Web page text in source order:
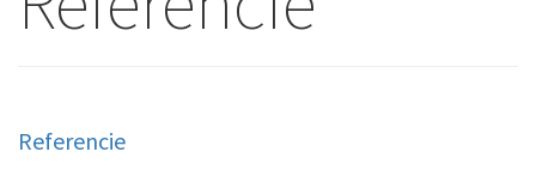
Referencie